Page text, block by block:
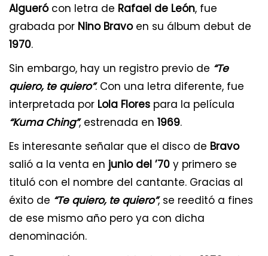
Alguerócon letra de Rafael de León, fue
grabada por Nino Bravoen su álbum debut de
1970.
Sin embargo, hay un registro previo de “Te
quiero, te quiero”. Con una letra diferente, fue
interpretada por Lola Flores para la película
“Kuma Ching”, estrenada en 1969.
Es interesante señalar que el disco de Bravo
salió a la venta en junio del ’70 y primero se
tituló con el nombre del cantante. Gracias al
éxito de “Te quiero, te quiero”, se reeditó a fines
de ese mismo año pero ya con dicha
denominación.